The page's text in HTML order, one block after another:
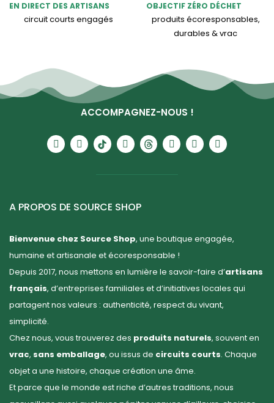
EN DIRECT DES ARTISANS
circuit courts engagés
OBJECTIF ZÉRO DÉCHET
produits écoresponsables,
durables & vrac
ACCOMPAGNEZ-NOUS !
A PROPOS DE SOURCE SHOP
Bienvenue chez Source Shop, une boutique engagée,
humaine et artisanale et écoresponsable !
Depuis 2017, nous mettons en lumière le savoir-faire d’artisans
français, d’entreprises familiales et d’initiatives locales qui
partagent nos valeurs : authenticité, respect du vivant,
simplicité.
Chez nous, vous trouverez des produits naturels, souvent en
vrac, sans emballage, ou issus de circuits courts. Chaque
objet a une histoire, chaque création une âme.
Et parce que le monde est riche d’autres traditions, nous